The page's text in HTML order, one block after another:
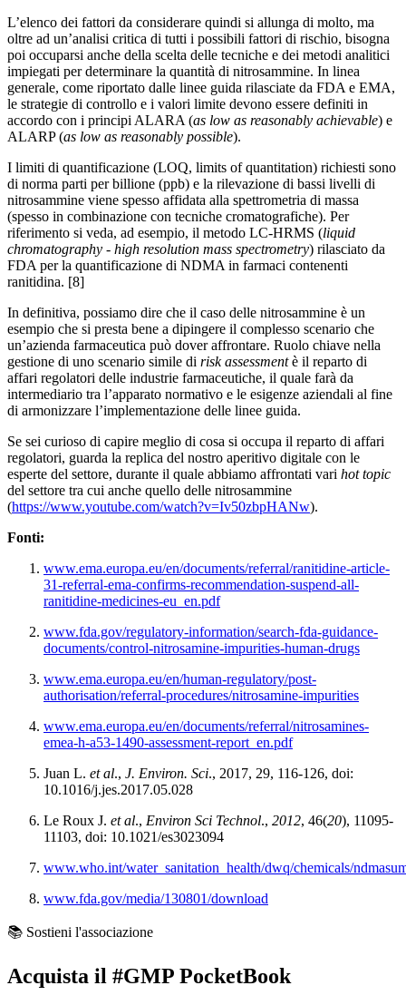
L’elenco dei fattori da considerare quindi si allunga di molto, ma
oltre ad un’analisi critica di tutti i possibili fattori di rischio, bisogna
poi occuparsi anche della scelta delle tecniche e dei metodi analitici
impiegati per determinare la quantità di nitrosammine. In linea
generale, come riportato dalle linee guida rilasciate da FDA e EMA,
le strategie di controllo e i valori limite devono essere definiti in
accordo con i principi ALARA (as low as reasonably achievable) e
ALARP (as low as reasonably possible).
I limiti di quantificazione (LOQ, limits of quantitation) richiesti sono
di norma parti per billione (ppb) e la rilevazione di bassi livelli di
nitrosammine viene spesso affidata alla spettrometria di massa
(spesso in combinazione con tecniche cromatografiche). Per
riferimento si veda, ad esempio, il metodo LC-HRMS (liquid
chromatography - high resolution mass spectrometry) rilasciato da
FDA per la quantificazione di NDMA in farmaci contenenti
ranitidina. [8]
In definitiva, possiamo dire che il caso delle nitrosammine è un
esempio che si presta bene a dipingere il complesso scenario che
un’azienda farmaceutica può dover affrontare. Ruolo chiave nella
gestione di uno scenario simile di risk assessmentè il reparto di
affari regolatori delle industrie farmaceutiche, il quale farà da
intermediario tra l’apparato normativo e le esigenze aziendali al fine
di armonizzare l’implementazione delle linee guida.
Se sei curioso di capire meglio di cosa si occupa il reparto di affari
regolatori, guarda la replica del nostro aperitivo digitale con le
esperte del settore, durante il quale abbiamo affrontati vari hot topic
del settore tra cui anche quello delle nitrosammine
(https://www.youtube.com/watch?v=Iv50zbpHANw).
Fonti:
www.ema.europa.eu/en/documents/referral/ranitidine-article-
31-referral-ema-confirms-recommendation-suspend-all-
ranitidine-medicines-eu_en.pdf
www.fda.gov/regulatory-information/search-fda-guidance-
documents/control-nitrosamine-impurities-human-drugs
www.ema.europa.eu/en/human-regulatory/post-
authorisation/referral-procedures/nitrosamine-impurities
www.ema.europa.eu/en/documents/referral/nitrosamines-
emea-h-a53-1490-assessment-report_en.pdf
Juan L. et al., J. Environ. Sci., 2017, 29, 116-126, doi:
10.1016/j.jes.2017.05.028
Le Roux J. et al., Environ Sci Technol., 2012, 46(20), 11095-
11103, doi: 10.1021/es3023094
www.who.int/water_sanitation_health/dwq/chemicals/
www.fda.gov/media/130801/download
📚 Sostieni l'associazione
Acquista il #GMP PocketBook